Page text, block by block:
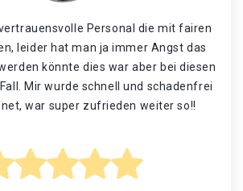
Personal die mit fairen
leider hat man ja immer Angst das
könnte dies war aber bei diesen
Mir wurde schnell und schadenfrei
war super zufrieden weiter so!!